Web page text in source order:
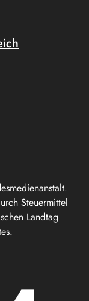
Steuermittel
Landtag